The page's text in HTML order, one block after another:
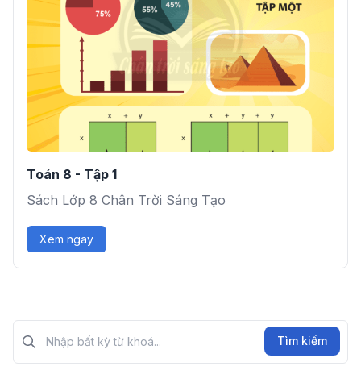
Toán 8 - Tập 1
Sách Lớp 8 Chân Trời Sáng Tạo
Xem ngay
Tìm kiếm?>
Tìm kiếm